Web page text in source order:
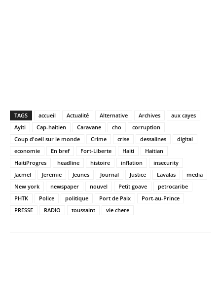
TAGS accueil Actualité Alternative Archives
aux cayes
Ayiti
Cap-haitien Caravane cho
corruption
Coup d'oeil sur le monde
Crime crise dessalines
digital
economie
En bref Fort-Liberte Haiti
Haitian
HaitiProgres
headline histoire inflation
insecurity
Jacmel
Jeremie Jeunes Journal Justice Lavalas
media
New york
newspaper nouvel Petit goave
petrocaribe
PHTK
Police politique Port de Paix
Port-au-Prince
PRESSE
RADIO toussaint vie chere